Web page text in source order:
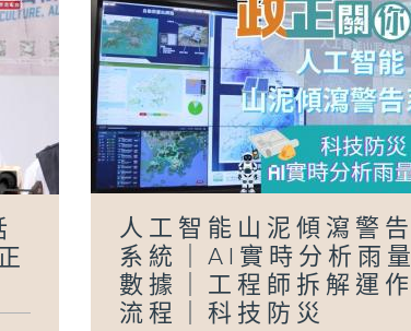
政正關你事 - 官
員講話摘要
#40（李家超、
陳國基）
「日行萬步」挑戰
人工智能山泥傾瀉警告
系統｜AI實時分析雨量
數據｜工程師拆解運作
流程｜科技防災